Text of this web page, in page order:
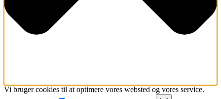
Vi bruger cookies til at optimere vores websted og vores service.